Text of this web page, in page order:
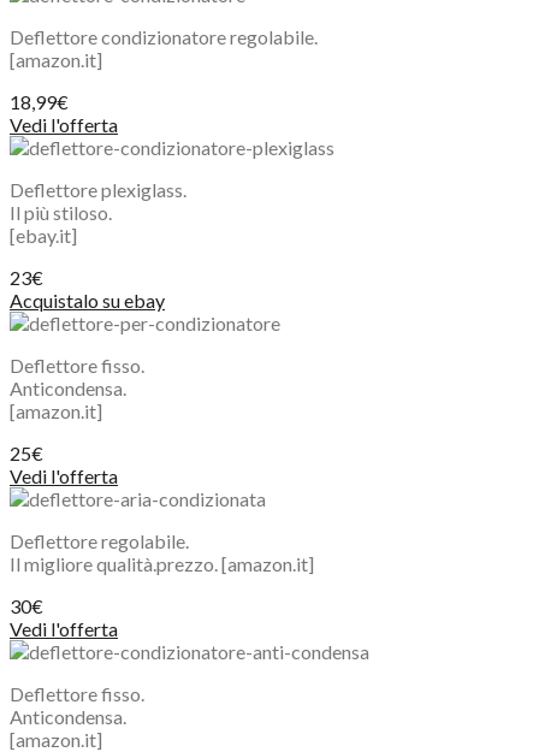
Deflettore condizionatore regolabile.
[amazon.it]
18,99€
Vedi l'offerta
Deflettore plexiglass.
Il più stiloso.
[ebay.it]
23€
Acquistalo su ebay
Deflettore fisso.
Anticondensa.
[amazon.it]
25€
Vedi l'offerta
Deflettore regolabile.
Il migliore qualità.prezzo. [amazon.it]
30€
Vedi l'offerta
Deflettore fisso.
Anticondensa.
[amazon.it]